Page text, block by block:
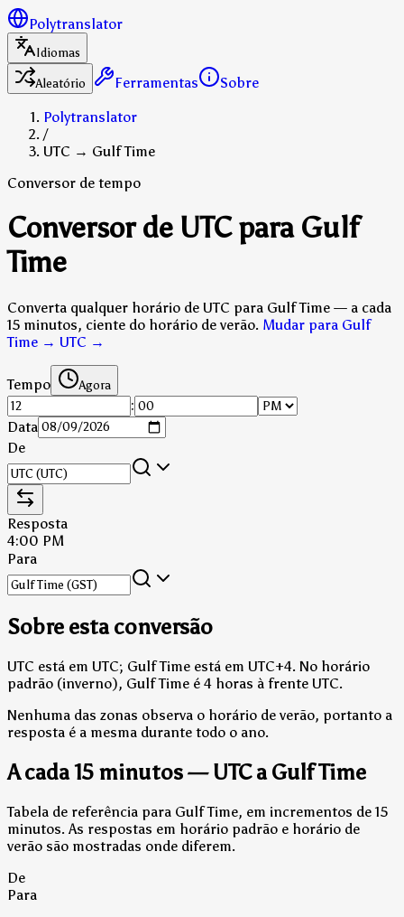
Polytranslator
Idiomas
Aleatório
Ferramentas
Sobre
Polytranslator
/
UTC → Gulf Time
Conversor de tempo
Conversor de UTC para Gulf
Time
Converta qualquer horário de UTC para Gulf Time — a cada
15 minutos, ciente do horário de verão. Mudar para Gulf
Time → UTC →
Tempo Agora
:
Data
De
Resposta
4:00 PM
Para
Sobre esta conversão
UTC está em UTC; Gulf Time está em UTC+4. No horário
padrão (inverno), Gulf Time é 4 horas à frente UTC.
Nenhuma das zonas observa o horário de verão, portanto a
resposta é a mesma durante todo o ano.
A cada 15 minutos — UTC a Gulf Time
Tabela de referência para Gulf Time, em incrementos de 15
minutos. As respostas em horário padrão e horário de
verão são mostradas onde diferem.
De
Para